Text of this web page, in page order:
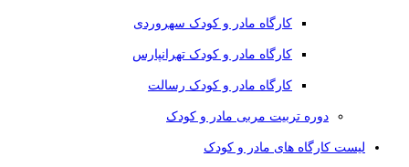
کارگاه مادر و کودک سهروردی
کارگاه مادر و کودک تهرانپارس
کارگاه مادر و کودک رسالت
دوره تربیت مربی مادر و کودک
لیست کارگاه های مادر و کودک